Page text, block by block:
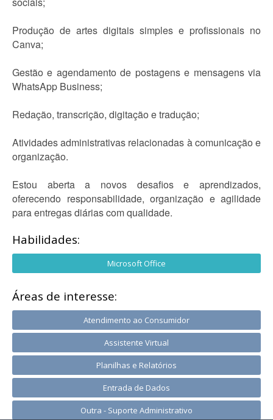
Produção de artes digitais simples e profissionais no
Canva;
Gestão e agendamento de postagens e mensagens via
WhatsApp Business;
Redação, transcrição, digitação e tradução;
Atividades administrativas relacionadas à comunicação e
organização.
Estou aberta a novos desafios e aprendizados,
oferecendo responsabilidade, organização e agilidade
para entregas diárias com qualidade.
Habilidades:
Microsoft Office
Áreas de interesse:
Atendimento ao Consumidor
Assistente Virtual
Planilhas e Relatórios
Entrada de Dados
Outra - Suporte Administrativo